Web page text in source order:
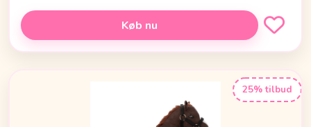
Køb nu
25% tilbud